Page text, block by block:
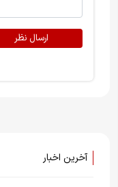
ارسال نظر
آخرین اخبار